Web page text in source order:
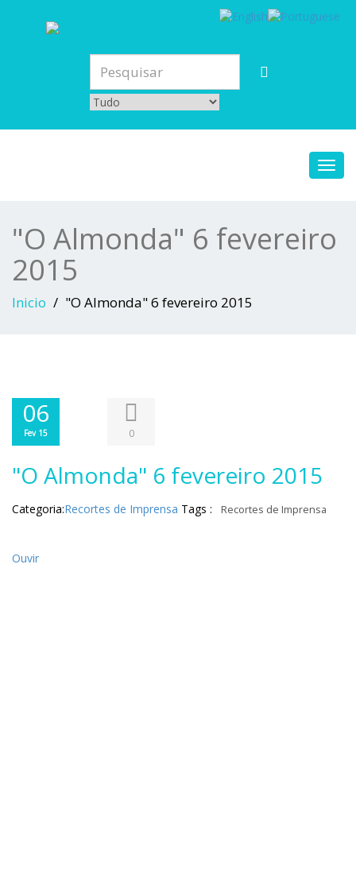
"O Almonda" 6 fevereiro
2015
Inicio "O Almonda" 6 fevereiro 2015
06
Fev 15 0
"O Almonda" 6 fevereiro 2015
Categoria:Recortes de Imprensa Tags : Recortes de Imprensa
Ouvir